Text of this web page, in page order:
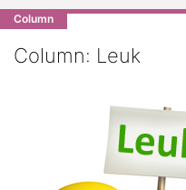
Column
Column: Leuk